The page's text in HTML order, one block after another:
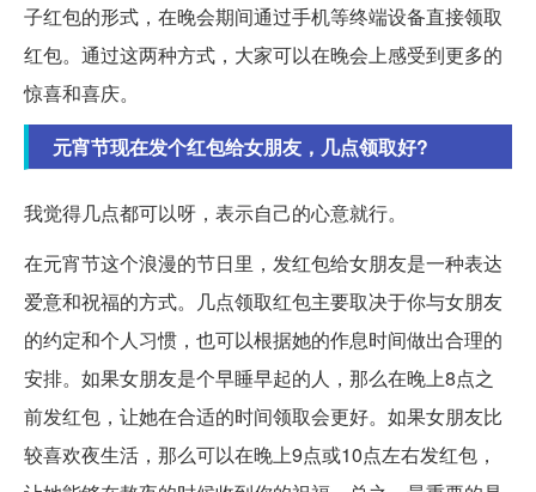
子红包的形式，在晚会期间通过手机等终端设备直接领取
红包。通过这两种方式，大家可以在晚会上感受到更多的
惊喜和喜庆。
元宵节现在发个红包给女朋友，几点领取好?
我觉得几点都可以呀，表示自己的心意就行。
在元宵节这个浪漫的节日里，发红包给女朋友是一种表达
爱意和祝福的方式。几点领取红包主要取决于你与女朋友
的约定和个人习惯，也可以根据她的作息时间做出合理的
安排。如果女朋友是个早睡早起的人，那么在晚上8点之
前发红包，让她在合适的时间领取会更好。如果女朋友比
较喜欢夜生活，那么可以在晚上9点或10点左右发红包，